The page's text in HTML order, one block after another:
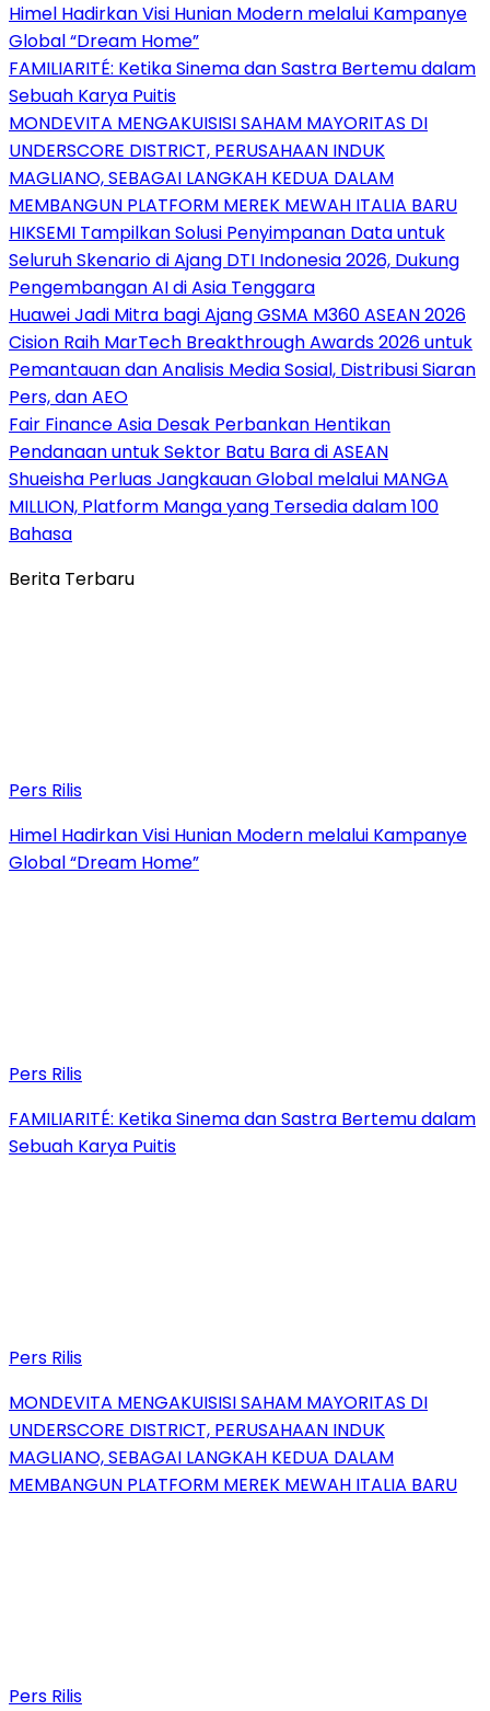
Himel Hadirkan Visi Hunian Modern melalui Kampanye
Global “Dream Home”
FAMILIARITÉ: Ketika Sinema dan Sastra Bertemu dalam
Sebuah Karya Puitis
MONDEVITA MENGAKUISISI SAHAM MAYORITAS DI
UNDERSCORE DISTRICT, PERUSAHAAN INDUK
MAGLIANO, SEBAGAI LANGKAH KEDUA DALAM
MEMBANGUN PLATFORM MEREK MEWAH ITALIA BARU
HIKSEMI Tampilkan Solusi Penyimpanan Data untuk
Seluruh Skenario di Ajang DTI Indonesia 2026, Dukung
Pengembangan AI di Asia Tenggara
Huawei Jadi Mitra bagi Ajang GSMA M360 ASEAN 2026
Cision Raih MarTech Breakthrough Awards 2026 untuk
Pemantauan dan Analisis Media Sosial, Distribusi Siaran
Pers, dan AEO
Fair Finance Asia Desak Perbankan Hentikan
Pendanaan untuk Sektor Batu Bara di ASEAN
Shueisha Perluas Jangkauan Global melalui MANGA
MILLION, Platform Manga yang Tersedia dalam 100
Bahasa
Berita Terbaru
Pers Rilis
Himel Hadirkan Visi Hunian Modern melalui Kampanye
Global “Dream Home”
Pers Rilis
FAMILIARITÉ: Ketika Sinema dan Sastra Bertemu dalam
Sebuah Karya Puitis
Pers Rilis
MONDEVITA MENGAKUISISI SAHAM MAYORITAS DI
UNDERSCORE DISTRICT, PERUSAHAAN INDUK
MAGLIANO, SEBAGAI LANGKAH KEDUA DALAM
MEMBANGUN PLATFORM MEREK MEWAH ITALIA BARU
Pers Rilis